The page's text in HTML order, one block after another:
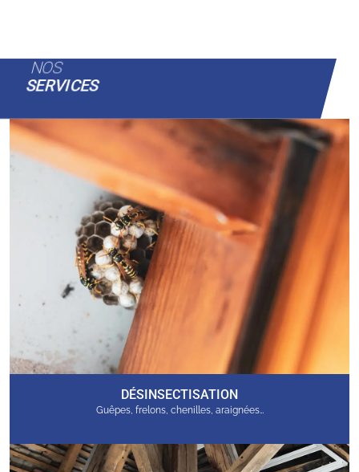
NOS
SERVICES
DÉSINSECTISATION
Guêpes, frelons, chenilles, araignées…